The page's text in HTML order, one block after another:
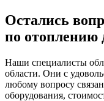
Остались
по отоплению
Наши специалисты
области. Они с
любому вопросу
оборудования,